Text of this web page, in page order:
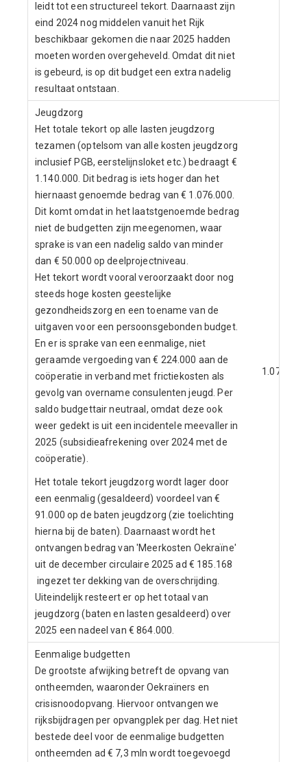
leidt tot een structureel tekort. Daarnaast zijn
eind 2024 nog middelen vanuit het Rijk
beschikbaar gekomen die naar 2025 hadden
moeten worden overgeheveld. Omdat dit niet
is gebeurd, is op dit budget een extra nadelig
resultaat ontstaan.
Jeugdzorg
Het totale tekort op alle lasten jeugdzorg
tezamen (optelsom van alle kosten jeugdzorg
inclusief PGB, eerstelijnsloket etc.) bedraagt €
1.140.000. Dit bedrag is iets hoger dan het
hiernaast genoemde bedrag van € 1.076.000.
Dit komt omdat in het laatstgenoemde bedrag
niet de budgetten zijn meegenomen, waar
sprake is van een nadelig saldo van minder
dan € 50.000 op deelprojectniveau.
Het tekort wordt vooral veroorzaakt door nog
steeds hoge kosten geestelijke
gezondheidszorg en een toename van de
uitgaven voor een persoonsgebonden budget.
En er is sprake van een eenmalige, niet
geraamde vergoeding van € 224.000 aan de
coöperatie in verband met frictiekosten als
gevolg van overname consulenten jeugd. Per
saldo budgettair neutraal, omdat deze ook
weer gedekt is uit een incidentele meevaller in
2025 (subsidieafrekening over 2024 met de
coöperatie).
Het totale tekort jeugdzorg wordt lager door
een eenmalig (gesaldeerd) voordeel van €
91.000 op de baten jeugdzorg (zie toelichting
hierna bij de baten). Daarnaast wordt het
ontvangen bedrag van 'Meerkosten Oekraïne'
uit de december circulaire 2025 ad € 185.168
ingezet ter dekking van de overschrijding.
Uiteindelijk resteert er op het totaal van
jeugdzorg (baten en lasten gesaldeerd) over
2025 een nadeel van € 864.000.
1.076
Eenmalige budgetten
De grootste afwijking betreft de opvang van
ontheemden, waaronder Oekraïners en
crisisnoodopvang. Hiervoor ontvangen we
rijksbijdragen per opvangplek per dag. Het niet
bestede deel voor de eenmalige budgetten
ontheemden ad € 7,3 mln wordt toegevoegd